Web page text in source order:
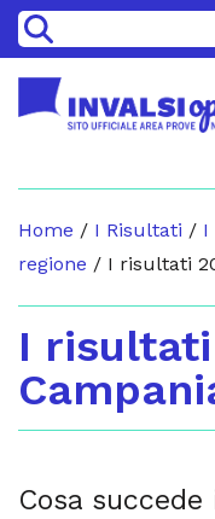
>
Home / I Risultati / I
regione / I risultati
I risultati
Cosa